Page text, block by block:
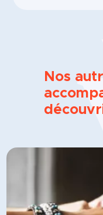
Nos